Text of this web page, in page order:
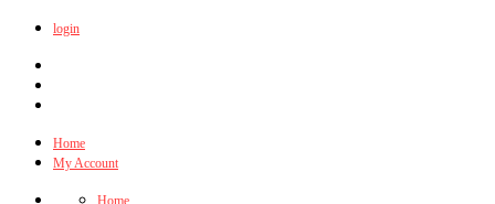
login
Home
My Account
Home